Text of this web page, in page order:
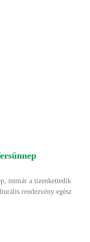
immár a tizenkettedik
rendezvény egész